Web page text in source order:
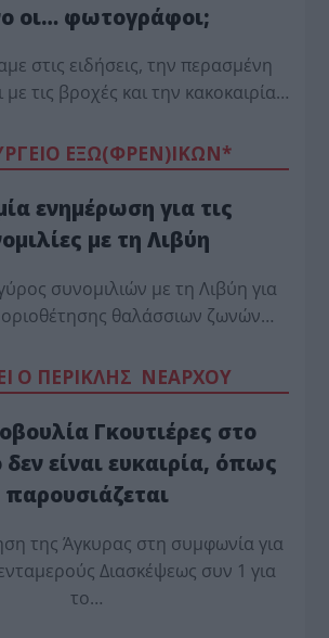
οι… φωτογράφοι;
στις ειδήσεις, την περασμένη
τις βροχές και την κακοκαιρία…
ΕΞΩ(ΦΡΕΝ)ΙΚΩΝ*
ενημέρωση για τις
με τη Λιβύη
συνομιλιών με τη Λιβύη για
θαλάσσιων ζωνών…
Ο ΠΕΡΙΚΛΗΣ ΝΕΑΡΧΟΥ
Γκουτιέρες στο
είναι ευκαιρία, όπως
παρουσιάζεται
της Άγκυρας στη συμφωνία για
Διασκέψεως συν 1 για
το…